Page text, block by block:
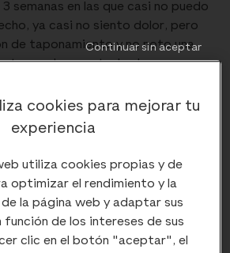
semanas en las que casi no puedo
ya casi no siento dolor, pero
de taponamiento y no noto una
tomando pues todos los
durar con la inflamacion de mi oido
la causa de mi poca audicion,
que casi no noto que me salga
cual segun yo indicaria que no hay
los medicamentos
cookies para mejorar tu
experiencia
utiliza cookies propias y de
optimizar el rendimiento y la
la página web y adaptar sus
de los intereses de sus
clic en el botón "aceptar", el
Continuar sin aceptar